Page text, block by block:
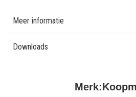
Merk:
Meer informatie
Downloads